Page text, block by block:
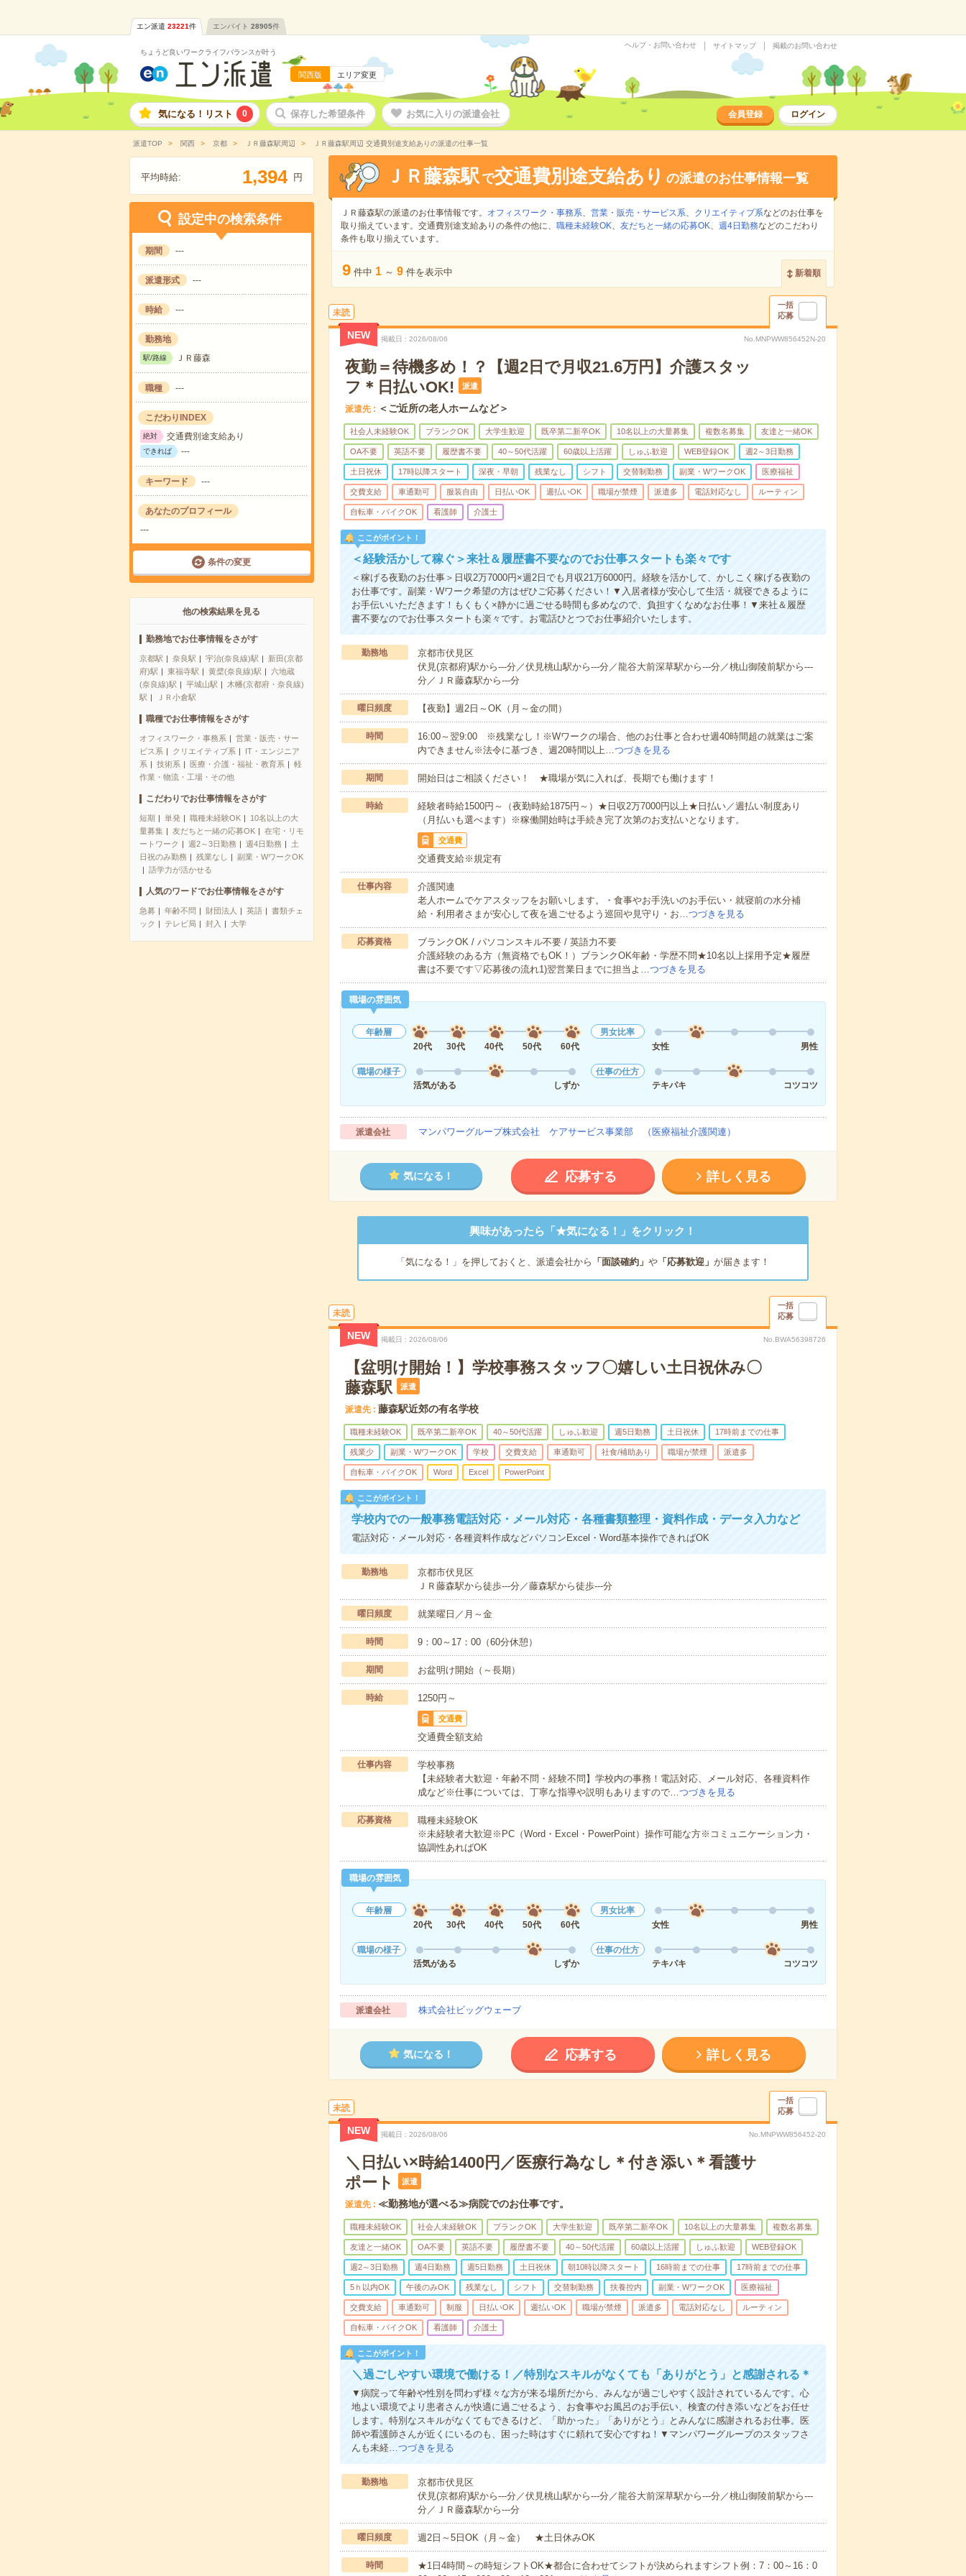
エン派遣 23221件 エンバイト 28905件
ちょうど良いワークライフバランスが叶う
関西版 エリア変更
ヘルプ・お問い合わせ サイトマップ 掲載のお問い合わせ
気になる！リスト 0 保存した希望条件 お気に入りの派遣会社 会員登録 ログイン
派遣TOP 関西 京都 ＪＲ藤森駅周辺 ＪＲ藤森駅周辺 交通費別途支給ありの派遣の仕事一覧
平均時給: 1,394 円
設定中の検索条件
期間 ---
派遣形式 ---
時給 ---
勤務地
駅/路線 ＪＲ藤森
職種 ---
こだわりINDEX
絶対 交通費別途支給あり
できれば ---
キーワード ---
あなたのプロフィール
---
条件の変更
他の検索結果を見る
勤務地でお仕事情報をさがす
京都駅 奈良駅 宇治(奈良線)駅
新田(京都
府)駅
東福寺駅 黄檗(奈良線)駅
六地蔵
(奈良線)駅
平城山駅
木幡(京都府・奈良線)
駅
ＪＲ小倉駅
職種でお仕事情報をさがす
オフィスワーク・事務系
営業・販売・サー
ビス系
クリエイティブ系
IT・エンジニア
系
技術系 医療・介護・福祉・教育系
軽
作業・物流・工場・その他
こだわりでお仕事情報をさがす
短期 単発 職種未経験OK
10名以上の大
量募集
友だちと一緒の応募OK
在宅・リモ
ートワーク
週2～3日勤務 週4日勤務
土
日祝のみ勤務
残業なし
副業・WワークOK
語学力が活かせる
人気のワードでお仕事情報をさがす
急募 年齢不問 財団法人 英語
書類チェ
ック
テレビ局 封入 大学
ＪＲ藤森駅 で交通費別途支給あり の派遣のお仕事情報一覧
ＪＲ藤森駅の派遣のお仕事情報です。 オフィスワーク・事務系、 営業・販売・サービス系、 クリエイティブ系などのお仕事を
取り揃えています。交通費別途支給ありの条件の他に、 職種未経験OK、 友だちと一緒の応募OK、 週4日勤務などのこだわり
条件も取り揃えています。
9 件中 1 ～ 9 件を表示中 新着順
未読
一括
応募
NEW 掲載日 2026/08/06 No.MNPWW856452N-20
夜勤＝待機多め！？【週2日で月収21.6万円】介護スタッ
フ＊日払いOK!
派遣
派遣先 ＜ご近所の老人ホームなど＞
社会人未経験OK ブランクOK 大学生歓迎 既卒第二新卒OK 10名以上の大量募集 複数名募集 友達と一緒OK
OA不要 英語不要 履歴書不要 40～50代活躍 60歳以上活躍 しゅふ歓迎 WEB登録OK 週2～3日勤務
土日祝休 17時以降スタート 深夜・早朝 残業なし シフト 交替制勤務 副業・WワークOK 医療福祉
交費支給 車通勤可 服装自由 日払いOK 週払いOK 職場が禁煙 派遣多 電話対応なし ルーティン
自転車・バイクOK 看護師 介護士
ここがポイント！
＜経験活かして稼ぐ＞来社＆履歴書不要なのでお仕事スタートも楽々です
＜稼げる夜勤のお仕事＞日収2万7000円×週2日でも月収21万6000円。経験を活かして、かしこく稼げる夜勤の
お仕事です。副業・Wワーク希望の方はぜひご応募ください！▼入居者様が安心して生活・就寝できるように
お手伝いいただきます！もくもく×静かに過ごせる時間も多めなので、負担すくなめなお仕事！▼来社＆履歴
書不要なのでお仕事スタートも楽々です。お電話ひとつでお仕事紹介いたします。
勤務地
京都市伏見区
伏見(京都府)駅から---分／伏見桃山駅から---分／龍谷大前深草駅から---分／桃山御陵前駅から---
分／ＪＲ藤森駅から---分
曜日頻度 【夜勤】週2日～OK（月～金の間）
時間
16:00～翌9:00 ※残業なし！※Wワークの場合、他のお仕事と合わせ週40時間超の就業はご案
内できません※法令に基づき、週20時間以上…つづきを見る
期間 開始日はご相談ください！ ★職場が気に入れば、長期でも働けます！
時給
経験者時給1500円～（夜勤時給1875円～）★日収2万7000円以上★日払い／週払い制度あり
（月払いも選べます）※稼働開始時は手続き完了次第のお支払いとなります。
交通費
交通費支給※規定有
仕事内容
介護関連
老人ホームでケアスタッフをお願いします。・食事やお手洗いのお手伝い・就寝前の水分補
給・利用者さまが安心して夜を過ごせるよう巡回や見守り・お…つづきを見る
応募資格
ブランクOK / パソコンスキル不要 / 英語力不要
介護経験のある方（無資格でもOK！）ブランクOK年齢・学歴不問★10名以上採用予定★履歴
書は不要です▽応募後の流れ1)翌営業日までに担当よ…つづきを見る
職場の雰囲気
年齢層
20代
30代 40代 50代 60代
男女比率
女性
男性
職場の様子
活気がある
しずか
仕事の仕方
テキパキ
コツコツ
派遣会社 マンパワーグループ株式会社 ケアサービス事業部 （医療福祉介護関連）
気になる！ 応募する 詳しく見る
興味があったら「★気になる！」をクリック！
「気になる！」を押しておくと、派遣会社から 「面談確約」 や「応募歓迎」 が届きます！
未読
一括
応募
NEW 掲載日 2026/08/06 No.BWA56398726
【盆明け開始！】学校事務スタッフ〇嬉しい土日祝休み〇
藤森駅
派遣
派遣先 藤森駅近郊の有名学校
職種未経験OK 既卒第二新卒OK 40～50代活躍 しゅふ歓迎 週5日勤務 土日祝休 17時前までの仕事
残業少 副業・WワークOK 学校 交費支給 車通勤可 社食/補助あり 職場が禁煙 派遣多
自転車・バイクOK Word Excel PowerPoint
ここがポイント！
学校内での一般事務電話対応・メール対応・各種書類整理・資料作成・データ入力など
電話対応・メール対応・各種資料作成などパソコンExcel・Word基本操作できればOK
勤務地
京都市伏見区
ＪＲ藤森駅から徒歩---分／藤森駅から徒歩---分
曜日頻度 就業曜日／月～金
時間 9：00～17：00（60分休憩）
期間 お盆明け開始（～長期）
時給 1250円～
交通費
交通費全額支給
仕事内容
学校事務
【未経験者大歓迎・年齢不問・経験不問】学校内の事務！電話対応、メール対応、各種資料作
成など※仕事については、丁寧な指導や説明もありますので…つづきを見る
応募資格
職種未経験OK
※未経験者大歓迎※PC（Word・Excel・PowerPoint）操作可能な方※コミュニケーション力・
協調性あればOK
職場の雰囲気
年齢層
20代
30代 40代 50代 60代
男女比率
女性
男性
職場の様子
活気がある
しずか
仕事の仕方
テキパキ
コツコツ
派遣会社 株式会社ビッグウェーブ
気になる！ 応募する 詳しく見る
未読
一括
応募
NEW 掲載日 2026/08/06 No.MNPWW856452-20
＼日払い×時給1400円／医療行為なし＊付き添い＊看護サ
ポート
派遣
派遣先 ≪勤務地が選べる≫病院でのお仕事です。
職種未経験OK 社会人未経験OK ブランクOK 大学生歓迎 既卒第二新卒OK 10名以上の大量募集 複数名募集
友達と一緒OK OA不要 英語不要 履歴書不要 40～50代活躍 60歳以上活躍 しゅふ歓迎 WEB登録OK
週2～3日勤務 週4日勤務 週5日勤務 土日祝休 朝10時以降スタート 16時前までの仕事 17時前までの仕事
5ｈ以内OK 午後のみOK 残業なし シフト 交替制勤務 扶養控内 副業・WワークOK 医療福祉
交費支給 車通勤可 制服 日払いOK 週払いOK 職場が禁煙 派遣多 電話対応なし ルーティン
自転車・バイクOK 看護師 介護士
ここがポイント！
＼過ごしやすい環境で働ける！／特別なスキルがなくても「ありがとう」と感謝される＊
▼病院って年齢や性別を問わず様々な方が来る場所だから、みんなが過ごしやすく設計されているんです。心
地よい環境でより患者さんが快適に過ごせるよう、お食事やお風呂のお手伝い、検査の付き添いなどをお任せ
します。特別なスキルがなくてもできるけど、「助かった」「ありがとう」とみんなに感謝されるお仕事。医
師や看護師さんが近くにいるのも、困った時はすぐに頼れて安心ですね！▼マンパワーグループのスタッフさ
んも未経…つづきを見る
勤務地
京都市伏見区
伏見(京都府)駅から---分／伏見桃山駅から---分／龍谷大前深草駅から---分／桃山御陵前駅から---
分／ＪＲ藤森駅から---分
曜日頻度 週2日～5日OK（月～金） ★土日休みOK
時間
★1日4時間～の時短シフトOK★都合に合わせてシフトが決められますシフト例：7：00～16：0